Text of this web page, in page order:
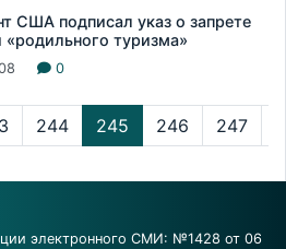
США подписал указ о запрете
«родильного туризма»
0
244 245 246 247
электронного СМИ: №1428 от 06